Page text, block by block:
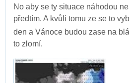
No aby se ty situace náhodou
předtím. A kvůli tomu ze se to
den a Vánoce budou zase na
to zlomí.